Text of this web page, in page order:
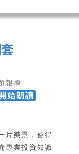
報導
開始朗讀
片榮景，使得
專業投資知識